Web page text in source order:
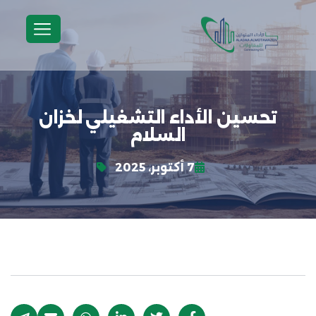
تحسين الأداء التشغيلي لخزان
السلام
7 أكتوبر، 2025